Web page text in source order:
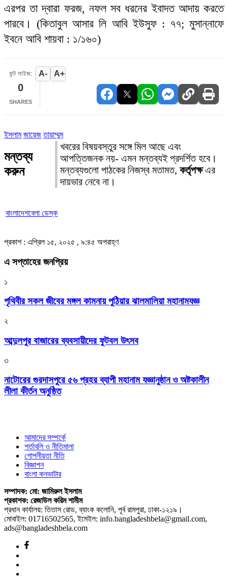
এরপর তা দ্বারা ফরজ, নফল সব ধরনের ইবাদত আদায় করতে
পারবে। (কিতাবুল আসার লি আবি ইউসুফ : ৭৭; মুসান্নাফে
ইবনে আবি শায়বা : ১/১৬০)
ফন্ট সাইজ: A- A+
0
SHARES
ইসলাম জায়েজ তায়াম্মুম
মন্তব্য
করুন
খবরের বিষয়বস্তুর সঙ্গে মিল আছে এবং
আপত্তিজনক নয়- এমন মন্তব্যই প্রদর্শিত হবে।
মন্তব্যগুলো পাঠকের নিজস্ব মতামত, কর্তৃপক্ষএর
দায়ভার নেবে না।
বাংলাদেশবেলা ডেস্ক
প্রকাশ : এপ্রিল ১৫, ২০২৫ , ৯:৪৫ অপরাহ্ণ
এ সপ্তাহের জনপ্রিয়
১
পৃথিবীর সকল জীবের মঙ্গল কামনায় পুঠিয়ার ঝালমালিয়া মহানামযজ্ঞ
২
আব্দুলপুর বাজারের ব্যবসায়ীদের ফুটবল উৎসব
৩
নাটোরের গুরদাসপুরে ৫৬ প্রহর ব্যাপী মহানাম যজ্ঞানুষ্ঠান ও অষ্টকালীন
লীলা কীর্তন অনুষ্ঠিত
আমাদের সম্পর্কে
শর্তাবলি ও নীতিমালা
গোপনীয়তা নীতি
বিজ্ঞাপন
বাংলা কনভাটার
সম্পাদক: মো: জামিরুল ইসলাম
প্রকাশক: রেজাউল করিম শামীম
প্রধান কার্যালয়: তিতাস রোড, ব্যাংক কলোনি, পূর্ব রামপুরা, ঢাকা-১২১৯।
মোবাইল: 01716502565, ইমেইল: info.bangladeshbela@gmail.com,
ads@bangladeshbela.com